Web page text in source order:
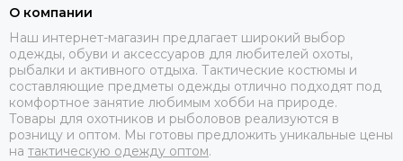
О компании
Наш интернет-магазин предлагает широкий выбор
одежды, обуви и аксессуаров для любителей охоты,
рыбалки и активного отдыха. Тактические костюмы и
составляющие предметы одежды отлично подходят под
комфортное занятие любимым хобби на природе.
Товары для охотников и рыболовов реализуются в
розницу и оптом. Мы готовы предложить уникальные цены
на тактическую одежду оптом.